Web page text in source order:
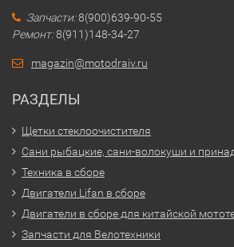
Запчасти:8(900)639-90-55
Ремонт:8(911)148-34-27
magazin@motodraiv.ru
РАЗДЕЛЫ
Щетки стеклоочистителя
Сани рыбацкие, сани-волокуши и
Техника в сборе
Двигатели Lifan в сборе
Двигатели в сборе для китайской
Запчасти для Велотехники